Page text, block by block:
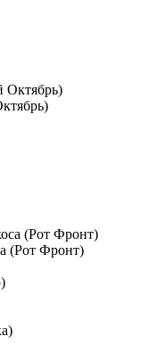
(Рот Фронт)